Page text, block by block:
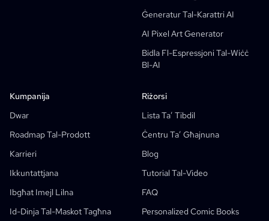
Ġeneratur Tal-Karattri AI
AI Pixel Art Generator
Bidla Fl-Espressjoni Tal-Wiċċ
Bl-AI
Kumpanija
Dwar
Roadmap Tal-Prodott
Karrieri
Ikkuntattjana
Ibgħat Imejl Lilna
Id-Dinja Tal-Maskot Tagħna
Riżorsi
Lista Ta’ Tibdil
Ċentru Ta’ Għajnuna
Blog
Tutorial Tal-Video
FAQ
Personalized Comic Books
Ġeneratur Ta’ Sfondi B’AI
Trasferiment Tal-Istil Tal-Immaġni Bl-AI
Generator Tal-Pożi Bl-AI
Ġeneratur Tal-Karattri AI
Disinn Ta' Karattru AI
Ġeneratur Anime Bl-AI
Fabbrika Komika AI